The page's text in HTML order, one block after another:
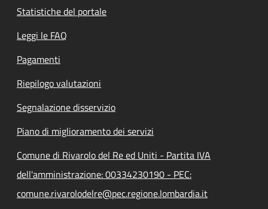
Statistiche del portale
Leggi le FAQ
Pagamenti
Riepilogo valutazioni
Segnalazione disservizio
Piano di miglioramento dei servizi
Comune di Rivarolo del Re ed Uniti - Partita IVA
dell'amministrazione: 00334230190 - PEC:
comune.rivarolodelre@pec.regione.lombardia.it